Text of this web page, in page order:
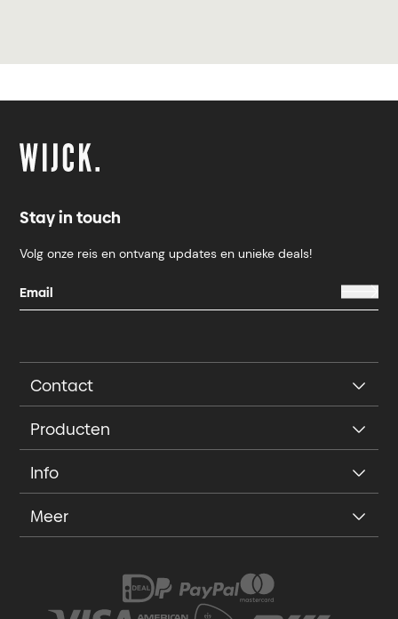
Stay in touch
Volg onze reis en ontvang updates en unieke deals!
Contact
Producten
Info
Meer